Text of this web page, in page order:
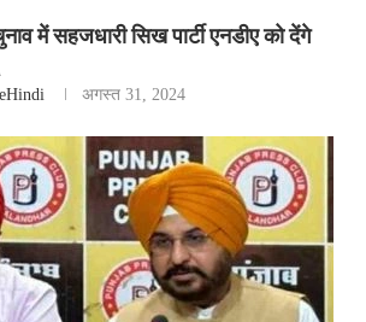
में सहजधारी सिख पार्टी एनडीए को देंगे
अगस्त 31, 2024